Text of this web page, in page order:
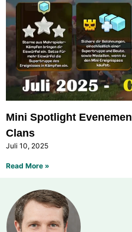
Mini Spotlight
Clans
Juli 10, 2025
Read More »